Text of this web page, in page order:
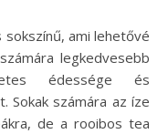
ami lehetővé
legkedvesebb
édessége és
Sokak számára az íze
de a rooibos tea